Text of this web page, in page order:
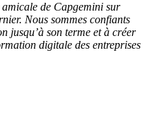
de Capgemini sur
Nous sommes confiants
jusqu’à son terme et à créer
digitale des entreprises